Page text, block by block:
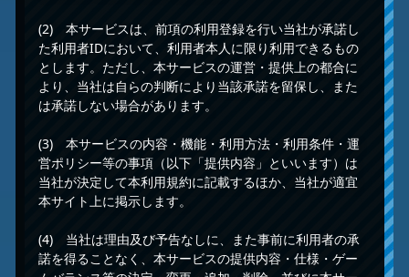
(2) 本サービスは、前項の利用登録を行い当社が承諾し
た利用者IDにおいて、利用者本人に限り利用できるもの
とします。ただし、本サービスの運営・提供上の都合に
より、当社は自らの判断により当該承諾を留保し、また
は承諾しない場合があります。
(3) 本サービスの内容・機能・利用方法・利用条件・運
営ポリシー等の事項（以下「提供内容」といいます）は
当社が決定して本利用規約に記載するほか、当社が適宜
本サイト上に掲示します。
(4) 当社は理由及び予告なしに、また事前に利用者の承
諾を得ることなく、本サービスの提供内容・仕様・ゲー